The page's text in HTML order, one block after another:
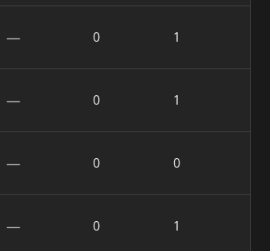
— 0 1
— 0 1
— 0 0
— 0 1